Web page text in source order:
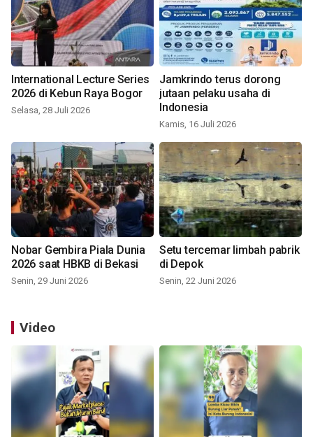
International Lecture Series
2026 di Kebun Raya Bogor
Selasa, 28 Juli 2026
Jamkrindo terus dorong
jutaan pelaku usaha di
Indonesia
Kamis, 16 Juli 2026
Nobar Gembira Piala Dunia
2026 saat HBKB di Bekasi
Senin, 29 Juni 2026
Setu tercemar limbah pabrik
di Depok
Senin, 22 Juni 2026
Video